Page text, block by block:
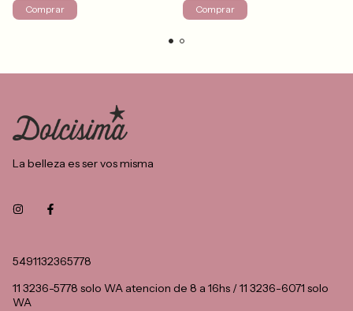
Comprar Comprar
La belleza es ser vos misma
5491132365778
11 3236-5778 solo WA atencion de 8 a 16hs / 11 3236-6071 solo
WA